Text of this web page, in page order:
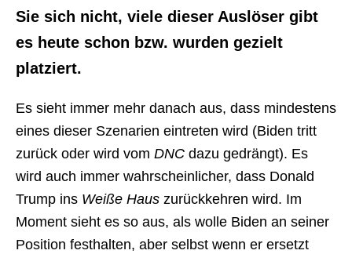
Sie sich nicht, viele dieser Auslöser gibt
es heute schon bzw. wurden gezielt
platziert.
Es sieht immer mehr danach aus, dass mindestens
eines dieser Szenarien eintreten wird (Biden tritt
zurück oder wird vom DNC dazu gedrängt). Es
wird auch immer wahrscheinlicher, dass Donald
Trump ins Weiße Haus zurückkehren wird. Im
Moment sieht es so aus, als wolle Biden an seiner
Position festhalten, aber selbst wenn er ersetzt